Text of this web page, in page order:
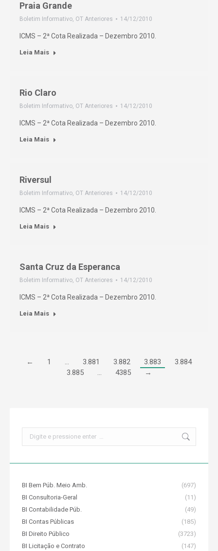
Praia Grande
Boletim Informativo, OT Anteriores 14/12/2010
ICMS – 2ª Cota Realizada – Dezembro 2010.
Leia Mais
Rio Claro
Boletim Informativo, OT Anteriores 14/12/2010
ICMS – 2ª Cota Realizada – Dezembro 2010.
Leia Mais
Riversul
Boletim Informativo, OT Anteriores 14/12/2010
ICMS – 2ª Cota Realizada – Dezembro 2010.
Leia Mais
Santa Cruz da Esperanca
Boletim Informativo, OT Anteriores 14/12/2010
ICMS – 2ª Cota Realizada – Dezembro 2010.
Leia Mais
← 1 … 3.881 3.882 3.883
3.884
3.885
… 4385 →
BI Bem Púb. Meio Amb.
(697)
BI Consultoria-Geral
(11)
BI Contabilidade Púb.
(49)
BI Contas Públicas
(185)
BI Direito Público
(3723)
BI Licitação e Contrato
(147)